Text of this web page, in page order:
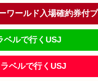
ワールド入場確約券付
ベルで行くUSJ
ベルで行くUSJ